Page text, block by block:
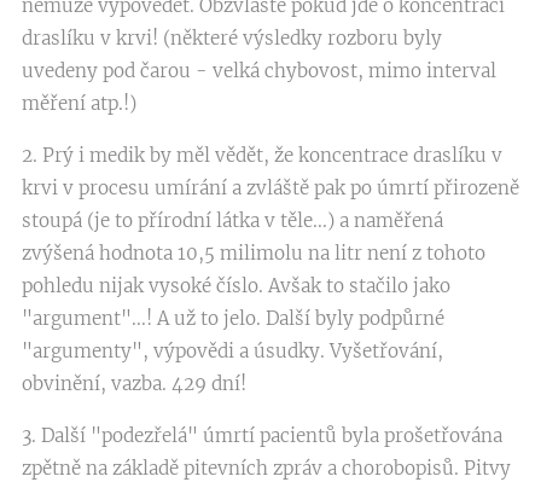
nemůže vypovědět. Obzvláště pokud jde o koncentraci
draslíku v krvi! (některé výsledky rozboru byly
uvedeny pod čarou - velká chybovost, mimo interval
měření atp.!)
2. Prý i medik by měl vědět, že koncentrace draslíku v
krvi v procesu umírání a zvláště pak po úmrtí přirozeně
stoupá (je to přírodní látka v těle...) a naměřená
zvýšená hodnota 10,5 milimolu na litr není z tohoto
pohledu nijak vysoké číslo. Avšak to stačilo jako
"argument"...! A už to jelo. Další byly podpůrné
"argumenty", výpovědi a úsudky. Vyšetřování,
obvinění, vazba. 429 dní!
3. Další "podezřelá" úmrtí pacientů byla prošetřována
zpětně na základě pitevních zpráv a chorobopisů. Pitvy